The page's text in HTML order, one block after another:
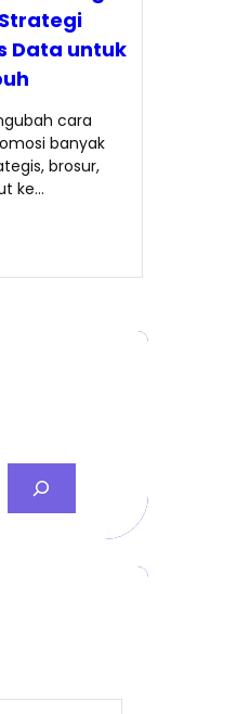
Data untuk
cara
banyak
brosur,
ke…